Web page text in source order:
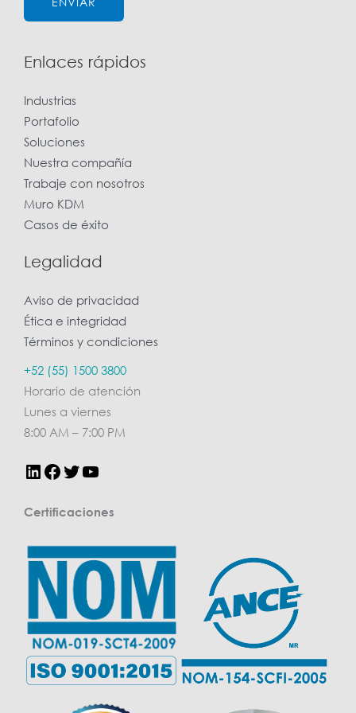
Enlaces rápidos
Industrias
Portafolio
Soluciones
Nuestra compañía
Trabaje con nosotros
Muro KDM
Casos de éxito
Legalidad
Aviso de privacidad
Ética e integridad
Términos y condiciones
+52 (55) 1500 3800
Horario de atención
Lunes a viernes
8:00 AM – 7:00 PM
LinkedIn
Facebook
TwitterYouTube
Certificaciones